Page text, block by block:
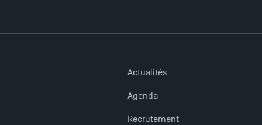
Actualités
Agenda
Recrutement